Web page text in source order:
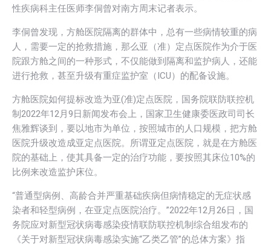
性疾病科主任医师李侗曾对南方周末记者表示。
李侗曾发现，方舱医院隔离的群体中，总有一些病情较重的病
人，需要一定的抢救措施，那么亚（准）定点医院作为介于医
院跟方舱之间的一种形式，不仅能做到隔离和监护病人，还能
进行抢救，甚至升级有重症监护室（ICU）的配备设施。
方舱医院如何提标改造为亚(准)定点医院，国务院联防联控机
制2022年12月9日新闻发布会上，国家卫生健康委医政司司长
焦雅辉谈到，要以地市为单位，按照城市的人口规模，把方舱
医院升级改造成亚定点医院。所谓亚定点医院，就是在方舱医
院的基础上，使其具备一定的治疗功能，要按照其床位10%的
比例来改造监护床位。
“普通型病例、高龄合并严重基础疾病但病情稳定的无症状感
染者和轻型病例，在亚定点医院治疗。”2022年12月26日，国
务院应对新型冠状病毒感染疫情联防联控机制综合组发布的
《关于对新型冠状病毒感染实施“乙类乙管”的总体方案》指